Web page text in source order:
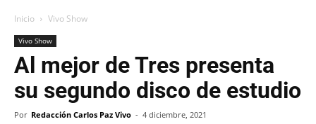
Inicio Vivo Show
Vivo Show
Al mejor de Tres presenta
su segundo disco de estudio
Por Redacción Carlos Paz Vivo - 4 diciembre, 2021